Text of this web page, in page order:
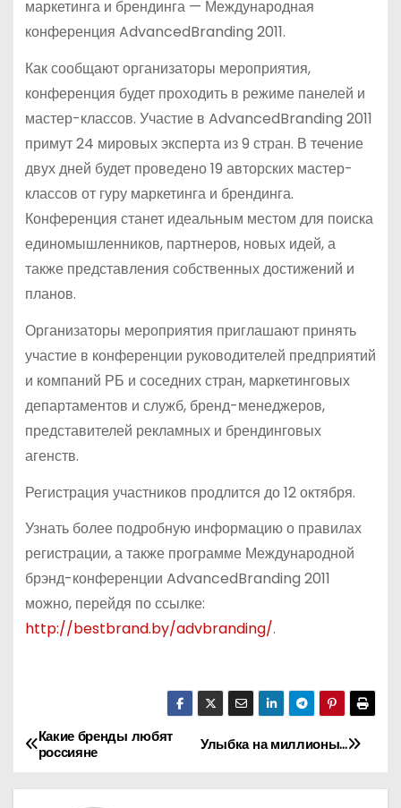
маркетинга и брендинга — Международная
конференция AdvancedBranding 2011.
Как сообщают организаторы мероприятия,
конференция будет проходить в режиме панелей и
мастер-классов. Участие в AdvancedBranding 2011
примут 24 мировых эксперта из 9 стран. В течение
двух дней будет проведено 19 авторских мастер-
классов от гуру маркетинга и брендинга.
Конференция станет идеальным местом для поиска
единомышленников, партнеров, новых идей, а
также представления собственных достижений и
планов.
Организаторы мероприятия приглашают принять
участие в конференции руководителей предприятий
и компаний РБ и соседних стран, маркетинговых
департаментов и служб, бренд-менеджеров,
представителей рекламных и брендинговых
агенств.
Регистрация участников продлится до 12 октября.
Узнать более подробную информацию о правилах
регистрации, а также программе Международной
брэнд-конференции AdvancedBranding 2011
можно, перейдя по ссылке:
http://bestbrand.by/advbranding/.
Н
а
Улыбка на миллионы…
Какие бренды любят
россияне